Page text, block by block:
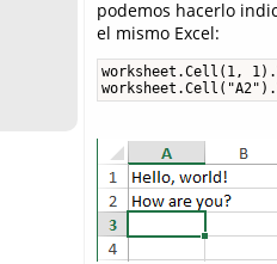
podemos hacerlo
el mismo Excel:
worksheet.Cell(1,